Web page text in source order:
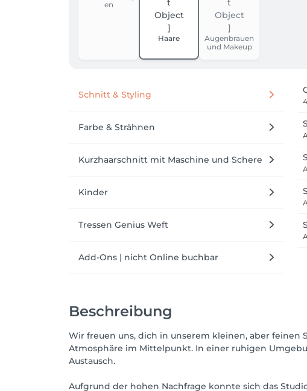
en
Haare
Augenbrauen
und Makeup
Schnitt & Styling
Farbe & Strähnen
Kurzhaarschnitt mit Maschine und Schere
Kinder
Tressen Genius Weft
Add-Ons | nicht Online buchbar
Beschreibung
Wir freuen uns, dich in unserem kleinen, aber feinen
Atmosphäre im Mittelpunkt. In einer ruhigen
Austausch.
Aufgrund der hohen Nachfrage konnte sich das